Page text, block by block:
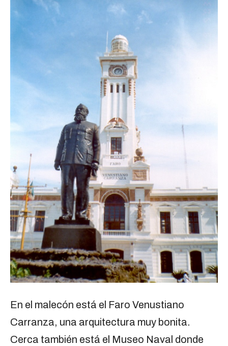
En el malecón está el Faro Venustiano
Carranza, una arquitectura muy bonita.
Cerca también está el Museo Naval donde